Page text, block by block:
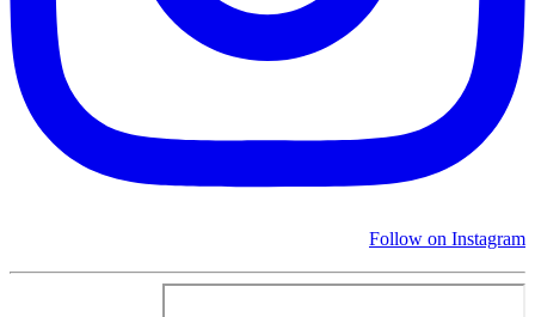
Follow on Instagram